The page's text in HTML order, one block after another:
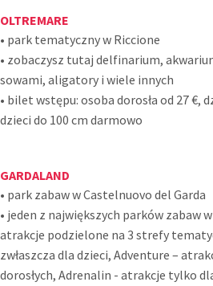
OLTREMARE
• park tematyczny w Riccione
• zobaczysz tutaj delfinarium,
sowami, aligatory i wiele innych
• bilet wstępu: osoba dorosła od 27 €,
dzieci do 100 cm darmowo
GARDALAND
• park zabaw w Castelnuovo del Garda
• jeden z największych parków zabaw
atrakcje podzielone na 3 strefy
zwłaszcza dla dzieci, Adventure –
dorosłych, Adrenalin - atrakcje tylko